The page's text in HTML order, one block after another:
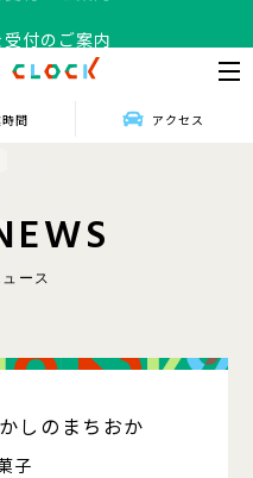
付のご案内
間 アクセス
EWS
ース
しのまちおか
子